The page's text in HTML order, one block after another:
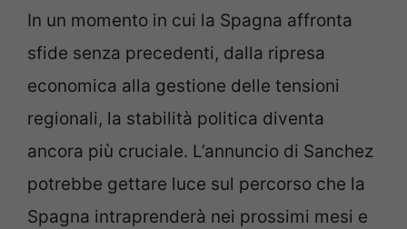
In un momento in cui la Spagna affronta
sfide senza precedenti, dalla ripresa
economica alla gestione delle tensioni
regionali, la stabilità politica diventa
ancora più cruciale. L’annuncio di Sanchez
potrebbe gettare luce sul percorso che la
Spagna intraprenderà nei prossimi mesi e